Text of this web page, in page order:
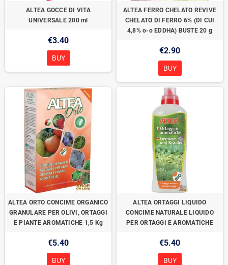
ALTEA GOCCE DI VITA
UNIVERSALE 200 ml
€3.40
BUY
ALTEA FERRO CHELATO REVIVE
CHELATO DI FERRO 6% (DI CUI
4,8% o-o EDDHA) BUSTE 20 g
€2.90
BUY
ALTEA ORTO CONCIME ORGANICO
GRANULARE PER OLIVI, ORTAGGI
E PIANTE AROMATICHE 1,5 Kg
€5.40
BUY
ALTEA ORTAGGI LIQUIDO
CONCIME NATURALE LIQUIDO
PER ORTAGGI E AROMATICHE
€5.40
BUY